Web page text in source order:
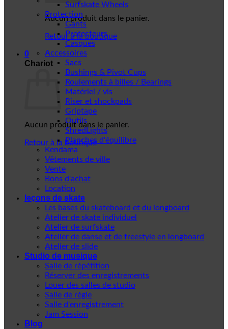
Aucun produit dans le panier.
Retour à la boutique
0
Chariot
Aucun produit dans le panier.
Retour à la boutique
Surfskate Wheels
Protection
Gants
Protecteurs
Casques
Accessoires
Sacs
Bushings & Pivot Cups
Roulements à billes / Bearings
Matériel / vis
Riser et shockpads
Griptape
Outils
ShredLights
Planches d'équilibre
Kendama
Vêtements de ville
Vente
Bons d'achat
Location
leçons de skate
Les bases du skateboard et du longboard
Atelier de skate individuel
Atelier de surfskate
Atelier de danse et de freestyle en longboard
Atelier de slide
Studio de musique
Salle de répétition
Réserver des enregistrements
Louer des salles de studio
Salle de régie
Salle d'enregistrement
Jam Session
Blog